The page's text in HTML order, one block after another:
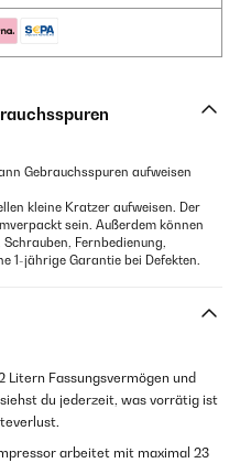
Gebrauchsspuren aufweisen
kleine Kratzer aufweisen. Der
sein. Außerdem können
Fernbedienung,
1-jährige Garantie bei Defekten.
Litern Fassungsvermögen und
du jederzeit, was vorrätig ist
arbeitet mit maximal 23